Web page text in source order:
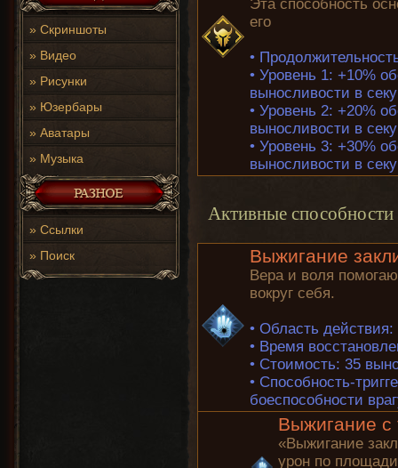
» Скриншоты
» Видео
» Рисунки
» Юзербары
» Аватары
» Музыка
» Ссылки
» Поиск
Эта способность
его
•
• Уровень 1: +10%
выносливости в
• Уровень 2: +20%
выносливости в
• Уровень 3: +30%
выносливости в
Активные способности
Выжигание
Вера и воля
вокруг себя.
• Область действия:
• Время
• Стоимость: 35
• Способность-
боеспособности
Выжигание с
«Выжигание
урон по